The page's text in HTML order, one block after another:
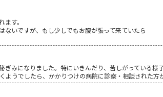
す。
ないですが、もし少しでもお腹が張って来ていたら
みになりました。特にいきんだり、苦しがっている様
うでしたら、かかりつけの病院に診察・相談された方